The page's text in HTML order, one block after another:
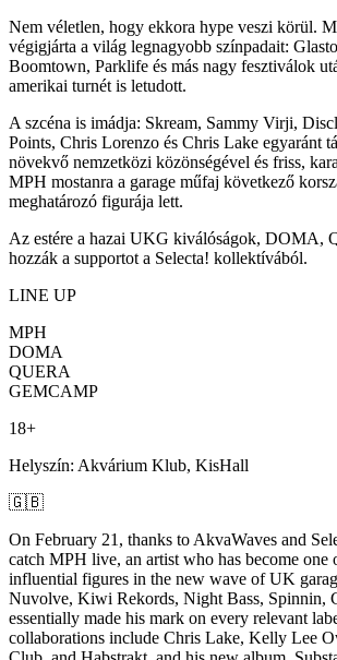
Nem véletlen, hogy ekkora hype veszi körül.
végigjárta a világ legnagyobb színpadait:
Boomtown, Parklife és más nagy fesztiválok
amerikai turnét is letudott.
A szcéna is imádja: Skream, Sammy Virji,
Points, Chris Lorenzo és Chris Lake egyaránt
növekvő nemzetközi közönségével és friss,
MPH mostanra a garage műfaj következő
meghatározó figurája lett.
Az estére a hazai UKG kiválóságok, DOMA,
hozzák a supportot a Selecta! kollektívából.
LINE UP
MPH
DOMA
QUERA
GEMCAMP
18+
Helyszín: Akvárium Klub, KisHall
🇬🇧
On February 21, thanks to AkvaWaves and
catch MPH live, an artist who has become one
influential figures in the new wave of UK
Nuvolve, Kiwi Rekords, Night Bass, Spinnin,
essentially made his mark on every relevant
collaborations include Chris Lake, Kelly Lee